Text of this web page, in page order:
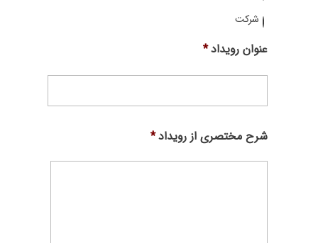
شرکت
عنوان رویداد*
شرح مختصری از رویداد*